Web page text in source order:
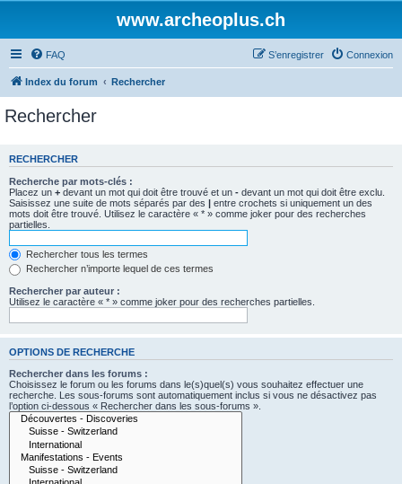
www.archeoplus.ch
FAQ Connexion
S’enregistrer
Index du forum Rechercher
Rechercher
RECHERCHER
Recherche par mots-clés :
Placez un + devant un mot qui doit être trouvé et un - devant un mot qui doit être exclu.
Saisissez une suite de mots séparés par des | entre crochets si uniquement un des
mots doit être trouvé. Utilisez le caractère « * » comme joker pour des recherches
partielles.
Rechercher tous les termes
Rechercher n’importe lequel de ces termes
Rechercher par auteur :
Utilisez le caractère « * » comme joker pour des recherches partielles.
OPTIONS DE RECHERCHE
Rechercher dans les forums :
Choisissez le forum ou les forums dans le(s)quel(s) vous souhaitez effectuer une
recherche. Les sous-forums sont automatiquement inclus si vous ne désactivez pas
l’option ci-dessous « Rechercher dans les sous-forums ».